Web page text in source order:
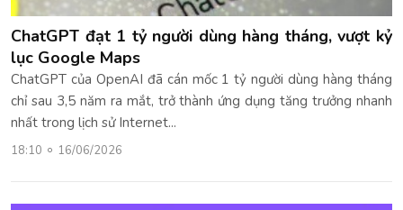
ChatGPT đạt 1 tỷ người dùng hàng tháng, vượt kỷ
lục Google Maps
ChatGPT của OpenAI đã cán mốc 1 tỷ người dùng hàng tháng
chỉ sau 3,5 năm ra mắt, trở thành ứng dụng tăng trưởng nhanh
nhất trong lịch sử Internet...
18:10 16/06/2026